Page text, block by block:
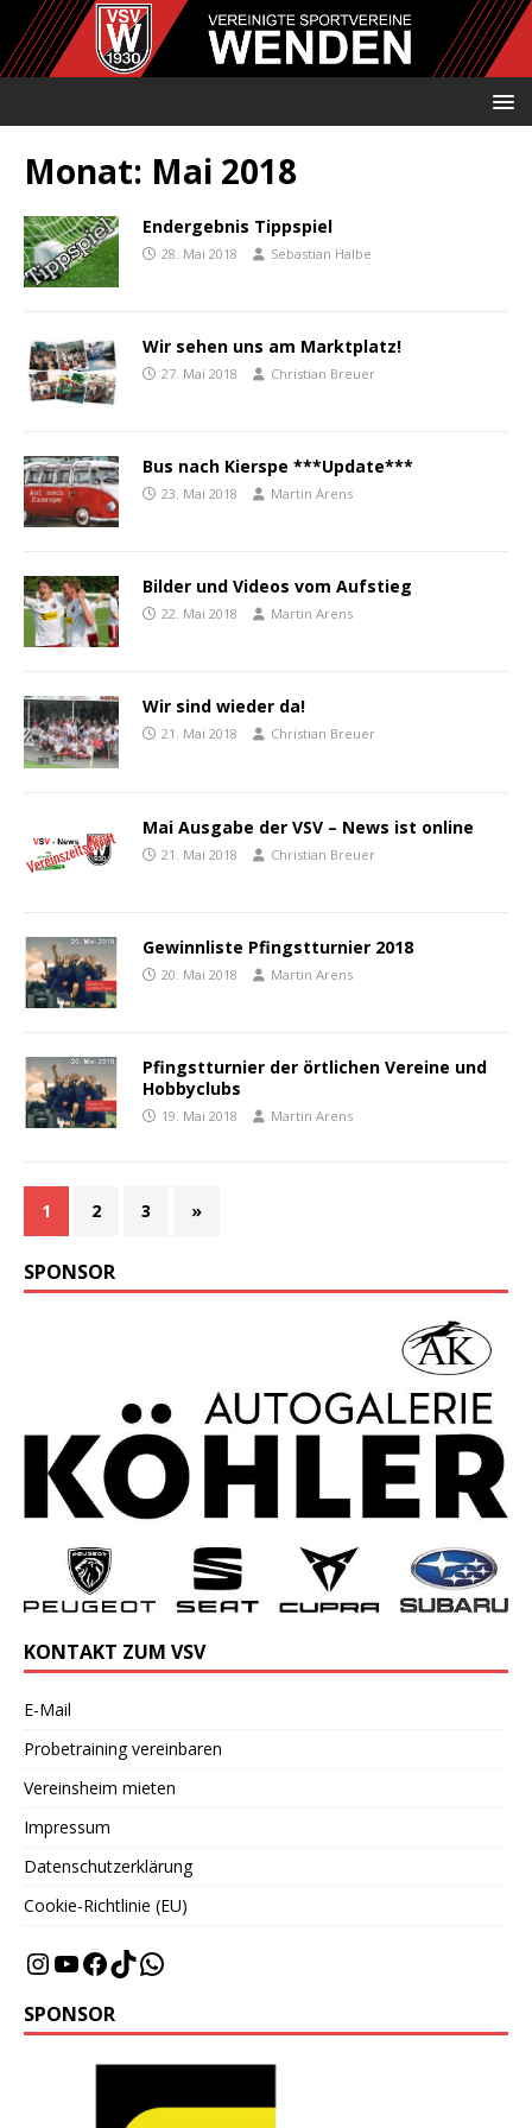
Monat: Mai 2018
Endergebnis Tippspiel
28. Mai 2018 Sebastian Halbe
Wir sehen uns am Marktplatz!
27. Mai 2018 Christian Breuer
Bus nach Kierspe ***Update***
23. Mai 2018 Martin Arens
Bilder und Videos vom Aufstieg
22. Mai 2018 Martin Arens
Wir sind wieder da!
21. Mai 2018 Christian Breuer
Mai Ausgabe der VSV – News ist online
21. Mai 2018 Christian Breuer
Gewinnliste Pfingstturnier 2018
20. Mai 2018 Martin Arens
Pfingstturnier der örtlichen Vereine und
Hobbyclubs
19. Mai 2018 Martin Arens
1 2 3 »
SPONSOR
KONTAKT ZUM VSV
E-Mail
Probetraining vereinbaren
Vereinsheim mieten
Impressum
Datenschutzerklärung
Cookie-Richtlinie (EU)
SPONSOR